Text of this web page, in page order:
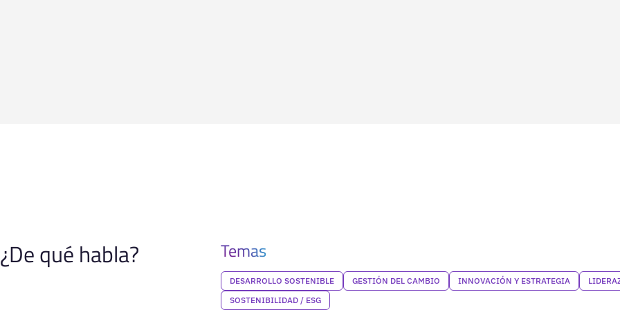
¿De qué habla? Temas
DESARROLLO SOSTENIBLE GESTIÓN DEL CAMBIO INNOVACIÓN Y ESTRATEGIA
SOSTENIBILIDAD / ESG